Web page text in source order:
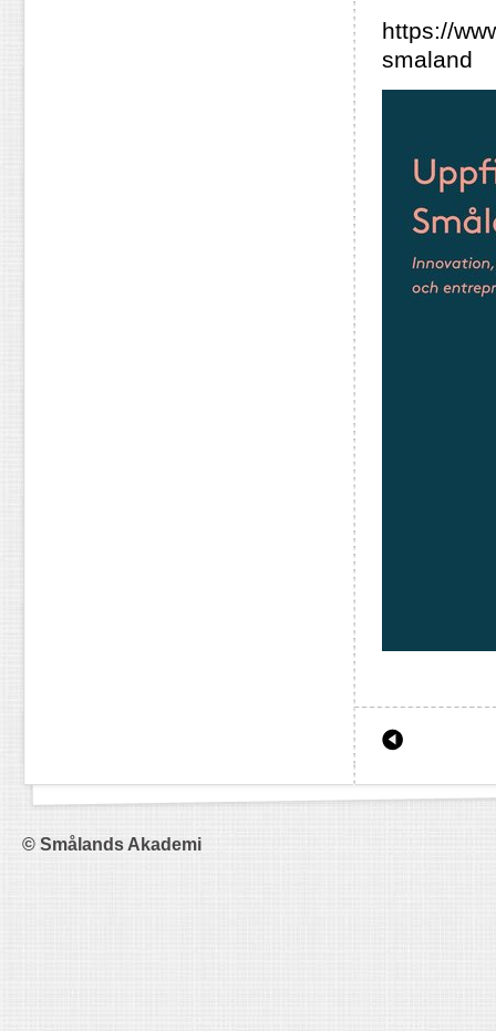
https://
smaland
© Smålands Akademi